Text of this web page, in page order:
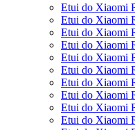
Etui do Xiaomi
Etui do Xiaomi
Etui do Xiaomi
Etui do Xiaomi
Etui do Xiaomi
Etui do Xiaomi
Etui do Xiaomi
Etui do Xiaomi
Etui do Xiaomi
Etui do Xiaomi